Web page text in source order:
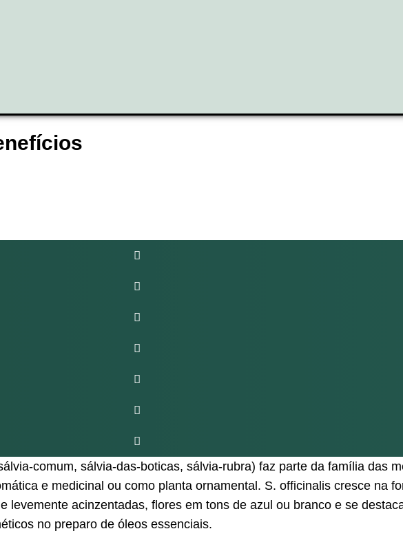
comum, sálvia-das-boticas, sálvia-rubra) faz parte da família das
e medicinal ou como planta ornamental. S. officinalis cresce na
levemente acinzentadas, flores em tons de azul ou branco e se
no preparo de óleos essenciais.